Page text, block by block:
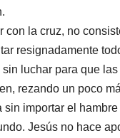
con la cruz, no
resignadamente
sin luchar para que
rezando un poco
sin importar el
Jesús no hace